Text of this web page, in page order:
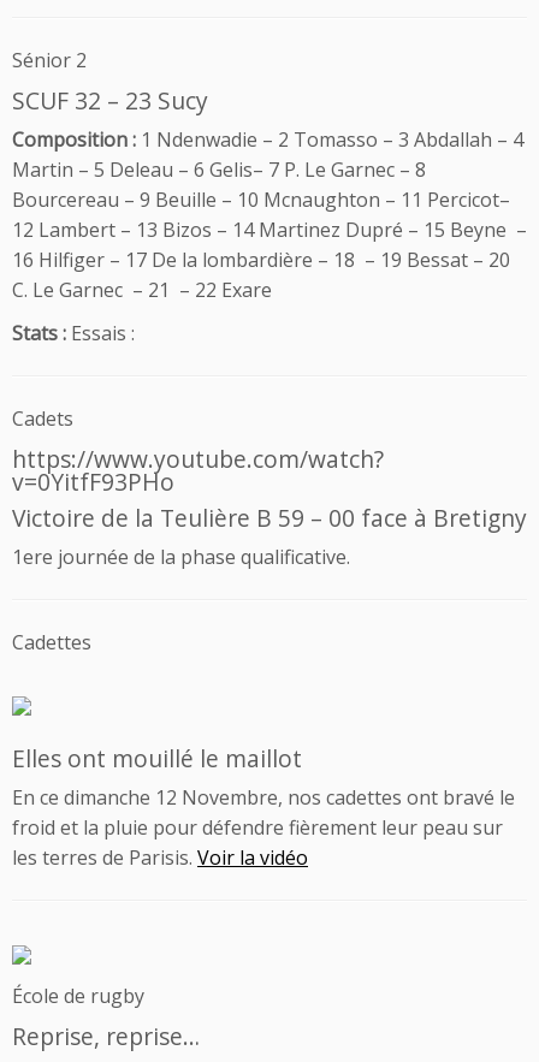
Sénior 2
SCUF 32 – 23 Sucy
Composition : 1 Ndenwadie – 2 Tomasso – 3 Abdallah – 4
Martin – 5 Deleau – 6 Gelis– 7 P. Le Garnec – 8
Bourcereau – 9 Beuille – 10 Mcnaughton – 11 Percicot–
12 Lambert – 13 Bizos – 14 Martinez Dupré – 15 Beyne –
16 Hilfiger – 17 De la lombardière – 18 – 19 Bessat – 20
C. Le Garnec – 21 – 22 Exare
Stats : Essais :
Cadets
https://www.youtube.com/watch?
v=0YitfF93PHo
Victoire de la Teulière B 59 – 00 face à Bretigny
1ere journée de la phase qualificative.
Cadettes
Elles ont mouillé le maillot
En ce dimanche 12 Novembre, nos cadettes ont bravé le
froid et la pluie pour défendre fièrement leur peau sur
les terres de Parisis. Voir la vidéo
École de rugby
Reprise, reprise…